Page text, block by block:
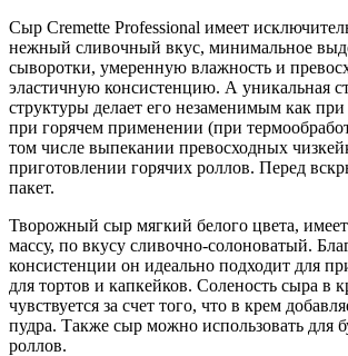
Сыр Cremette Professional имеет
нежный сливочный вкус, минимальное
сыворотки, умеренную влажность и
эластичную консистенцию. А уникальная
структуры делает его незаменимым как
при горячем применении (при
том числе выпекании превосходных
приготовлении горячих роллов. Перед
пакет.
Творожный сыр мягкий белого цвета,
массу, по вкусу сливочно-солоноватый.
консистенции он идеально подходит для
для тортов и капкейков. Соленость сыра в
чувствуется за счет того, что в крем
пудра. Также сыр можно использовать для
роллов.